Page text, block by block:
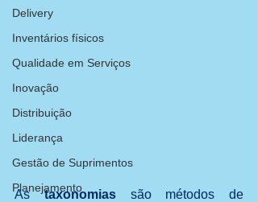
Delivery
Inventários físicos
Qualidade em Serviços
Inovação
Distribuição
Liderança
Gestão de Suprimentos
Planejamento
As taxonomias são métodos de